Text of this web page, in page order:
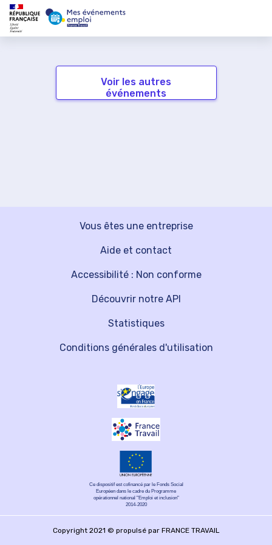
Voir les autres
événements
Vous êtes une entreprise
Découvrir notre API
Aide et contact
Statistiques
Accessibilité : Non conforme
Conditions générales d'utilisation
Ce dispositif est cofinancé par le Fonds Social
Européen dans le cadre du Programme
opérationnel national "Emploi et inclusion"
2014-2020
Copyright 2021 © propulsé par FRANCE TRAVAIL